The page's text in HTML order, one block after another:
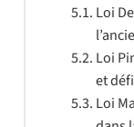
Loi
Loi
et
Loi